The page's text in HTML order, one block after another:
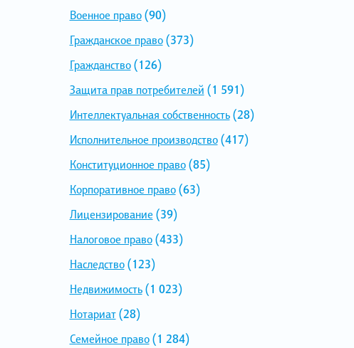
Военное право(90)
Гражданское право(373)
Гражданство(126)
Защита прав потребителей (1 591)
Интеллектуальная собственность(28)
Исполнительное производство(417)
Конституционное право(85)
Корпоративное право(63)
Лицензирование (39)
Налоговое право(433)
Наследство(123)
Недвижимость(1 023)
Нотариат(28)
Семейное право(1 284)